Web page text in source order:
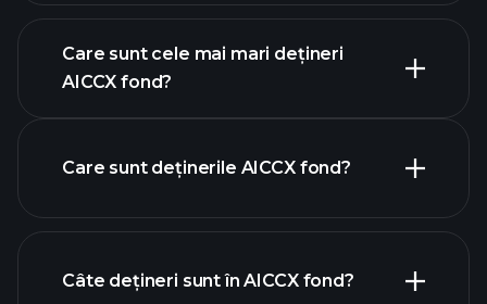
graficul avansat
Care sunt cele mai mari dețineri
AICCX fond?
holdings
Care sunt deținerile AICCX fond?
Câte dețineri sunt în AICCX fond?